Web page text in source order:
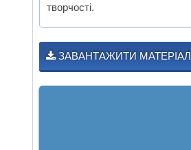
творчості.
ЗАВАНТАЖИТИ МАТЕРІАЛ